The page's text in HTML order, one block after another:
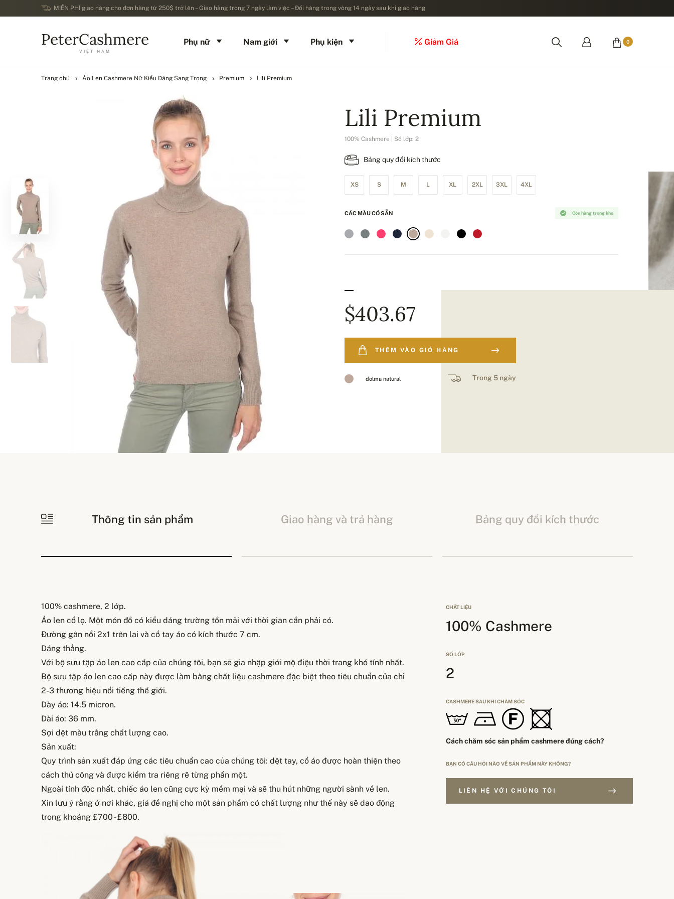
MIỄN PHÍ giao hàng cho đơn hàng từ 250$ trở lên – Giao hàng trong 7 ngày làm việc – Đổi hàng trong vòng 14 ngày sau khi giao hàng
PeterCashmere
VIỆT NAM
Phụ nữ Nam giới Phụ kiện Giảm Giá 0
Trang chủ Áo Len Cashmere Nữ Kiểu Dáng Sang Trọng Premium Lili Premium
Lili Premium
100% Cashmere | Số lớp: 2
Bảng quy đổi kích thước
XS S M L XL 2XL 3XL 4XL
Còn hàng trong kho
CÁC MÀU CÓ SẴN
$403.67
THÊM VÀO GIỎ HÀNG
dolma natural Trong 5 ngày
Thông tin sản phẩm Giao hàng và trả hàng Bảng quy đổi kích thước
100% cashmere, 2 lớp.
Áo len cổ lọ. Một món đồ có kiểu dáng trường tồn mãi với thời gian cần phải có.
Đường gân nổi 2x1 trên lai và cổ tay áo có kích thước 7 cm.
Dáng thẳng.
Với bộ sưu tập áo len cao cấp của chúng tôi, bạn sẽ gia nhập giới mộ điệu thời trang khó tính nhất.
Bộ sưu tập áo len cao cấp này được làm bằng chất liệu cashmere đặc biệt theo tiêu chuẩn của chỉ
2-3 thương hiệu nổi tiếng thế giới.
Dày áo: 14.5 micron.
Dài áo: 36 mm.
Sợi dệt màu trắng chất lượng cao.
Sản xuất:
Quy trình sản xuất đáp ứng các tiêu chuẩn cao của chúng tôi: dệt tay, cổ áo được hoàn thiện theo
cách thủ công và được kiểm tra riêng rẽ từng phần một.
Ngoài tính độc nhất, chiếc áo len cũng cực kỳ mềm mại và sẽ thu hút những người sành về len.
Xin lưu ý rằng ở nơi khác, giá đề nghị cho một sản phẩm có chất lượng như thế này sẽ dao động
trong khoảng £700 - £800.
CHẤT LIỆU
100% Cashmere
SỐ LỚP
2
CASHMERE SAU KHI CHĂM SÓC
Cách chăm sóc sản phẩm cashmere đúng cách?
BẠN CÓ CÂU HỎI NÀO VỀ SẢN PHẨM NÀY KHÔNG?
LIÊN HỆ VỚI CHÚNG TÔI